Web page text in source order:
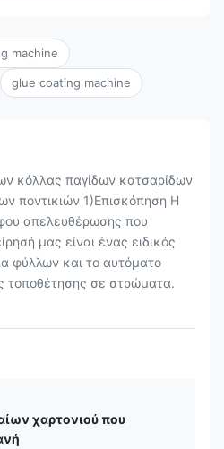
machine
glue coating machine
κόλλας παγίδων κατσαρίδων
ποντικιών 1)Επισκόπηση Η
απελευθέρωσης που
μας είναι ένας ειδικός
φύλλων και το αυτόματο
τοποθέτησης σε στρώματα.
χαρτονιού που